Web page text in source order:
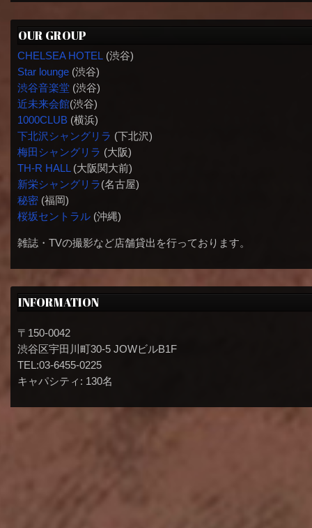
OUR GROUP
CHELSEA HOTEL (渋谷)
Star lounge(渋谷)
渋谷音楽堂(渋谷)
近未来会館(渋谷)
1000CLUB(横浜)
下北沢シャングリラ (下北沢)
梅田シャングリラ (大阪)
TH-R HALL(大阪関大前)
新栄シャングリラ(名古屋)
秘密(福岡)
桜坂セントラル(沖縄)
雑誌・TVの撮影など店舗貸出を行っております。
INFORMATION
〒150-0042
渋谷区宇田川町30-5 JOWビルB1F
TEL:03-6455-0225
キャパシティ: 130名